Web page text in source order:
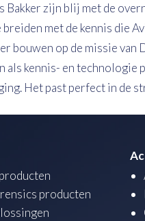
Bakker zijn blij met de
met de kennis die
bouwen op de missie van
als kennis- en technologie
Het past perfect in de
producten